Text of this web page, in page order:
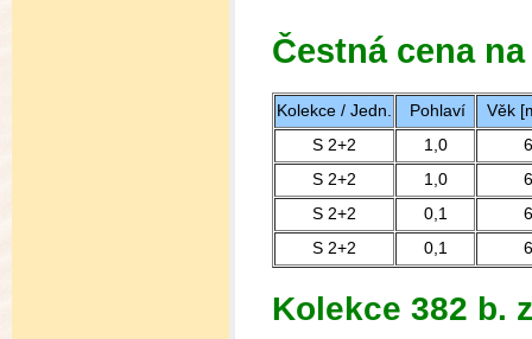
Čestná cena
Kolekce / Jedn. Pohlaví
Věk
S 2+2
1,0
6
S 2+2
1,0
6
S 2+2
0,1
6
S 2+2
0,1 6
Kolekce 382 b.